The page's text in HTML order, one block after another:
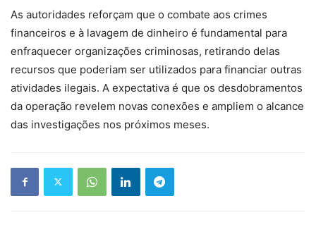
As autoridades reforçam que o combate aos crimes
financeiros e à lavagem de dinheiro é fundamental para
enfraquecer organizações criminosas, retirando delas
recursos que poderiam ser utilizados para financiar outras
atividades ilegais. A expectativa é que os desdobramentos
da operação revelem novas conexões e ampliem o alcance
das investigações nos próximos meses.